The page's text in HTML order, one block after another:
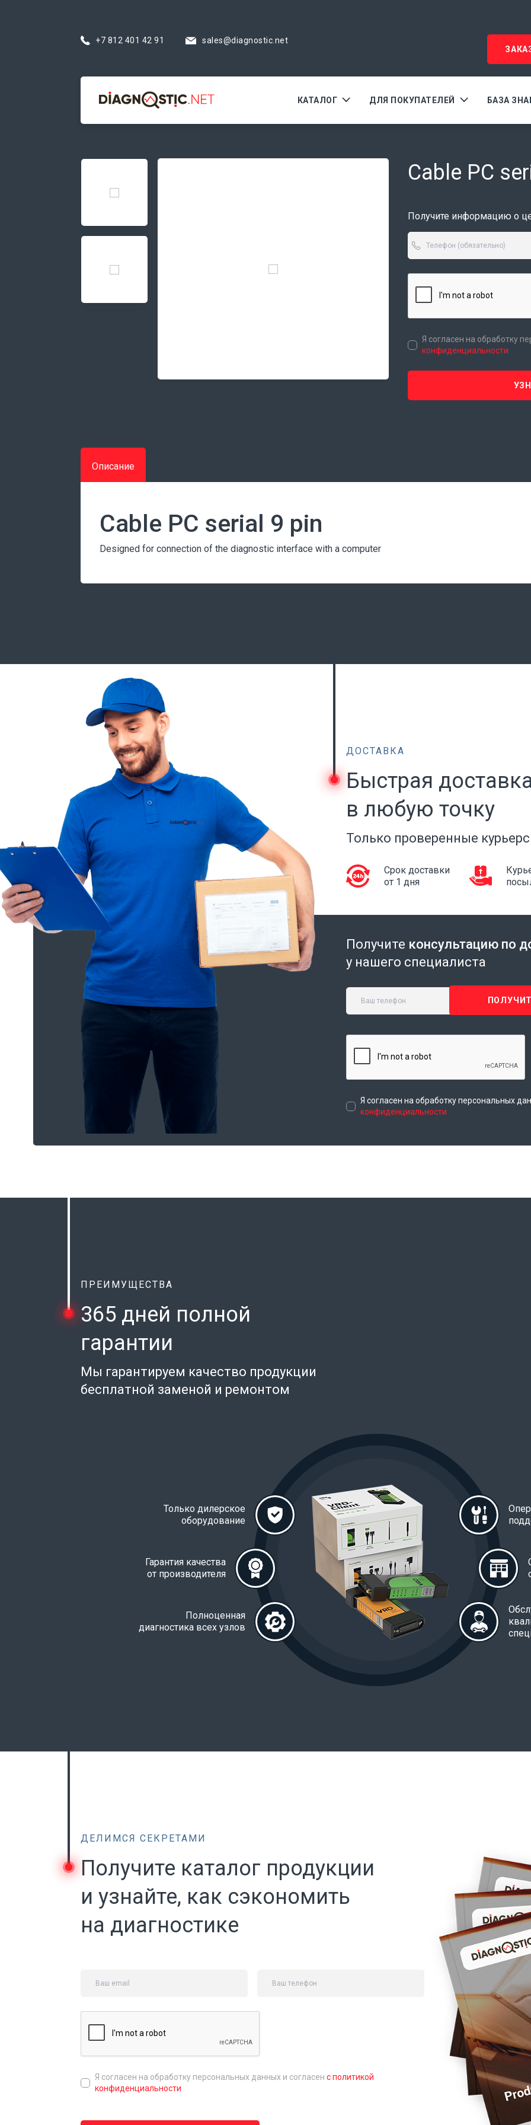
+7 812 401 42 91
sales@diagnostic.net
КАТАЛОГ ДЛЯ ПОКУПАТЕЛЕЙ БАЗА
Cable PC
Получите информацию о
Я согласен на обработку
конфиденциальности
Описание
Cable PC serial 9 pin
Designed for connection of the diagnostic interface with a computer
ДОСТАВКА
Быстрая
в любую точку
Только проверенные
Срок доставки
от 1 дня
Получите консультацию по
у нашего специалиста
Я согласен на обработку персональных
конфиденциальности
ПРЕИМУЩЕСТВА
365 дней полной
гарантии
Мы гарантируем качество продукции
бесплатной заменой и ремонтом
Только дилерское
оборудование
Гарантия качества
от производителя
Полноценная
диагностика всех узлов
ДЕЛИМСЯ СЕКРЕТАМИ
Получите каталог продукции
и узнайте, как сэкономить
на диагностике
Я согласен на обработку персональных данных и согласен с политикой
конфиденциальности